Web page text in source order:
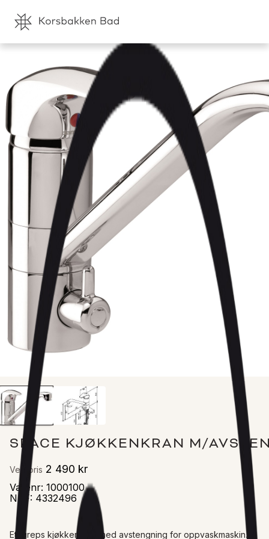
SPACE KJØKKENKRAN M/
Veil. pris 2 490 kr
Varenr: 1000100
NRF: 4332496
Ett greps kjøkkenkran med avstengning for oppvaskmaskin.